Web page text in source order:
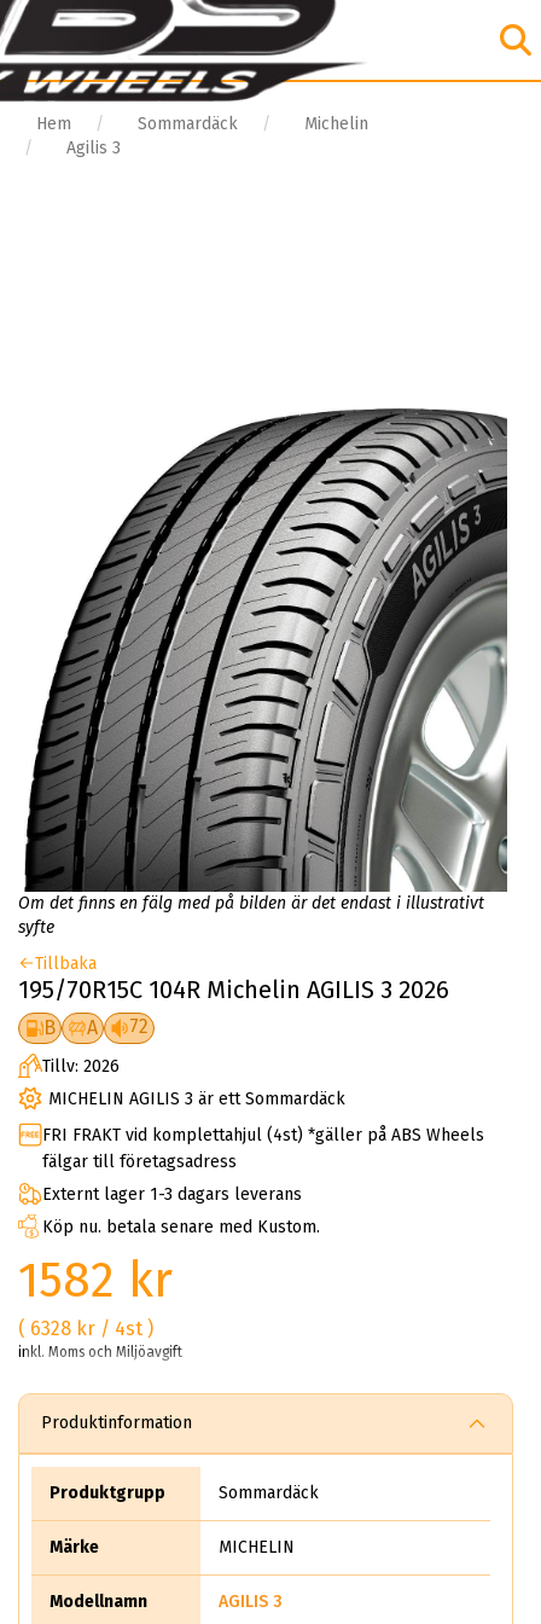
Hem Sommardäck
Michelin
Agilis 3
Om det finns en fälg med på bilden är det endast i illustrativt
syfte
Tillbaka
195/70R15C 104R Michelin AGILIS 3 2026
B A 72
Tillv: 2026
MICHELIN AGILIS 3 är ett Sommardäck
FRI FRAKT vid komplettahjul (4st) *gäller på ABS Wheels
fälgar till företagsadress
Externt lager 1-3 dagars leverans
Köp nu. betala senare med Kustom.
1582 kr
( 6328 kr / 4st )
inkl. Moms och Miljöavgift
Produktinformation
Produktgrupp Sommardäck
Märke MICHELIN
Modellnamn AGILIS 3